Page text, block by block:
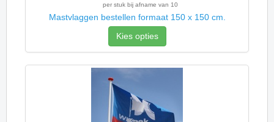
per stuk bij afname van 10
Mastvlaggen bestellen formaat 150 x 150 cm.
Kies opties